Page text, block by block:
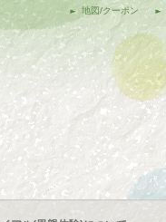
地図/クーポン